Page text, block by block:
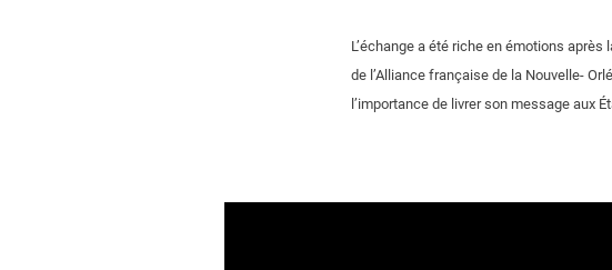
L’échange a été riche en émotions
de l’Alliance française de la Nouvelle-
l’importance de livrer son message aux